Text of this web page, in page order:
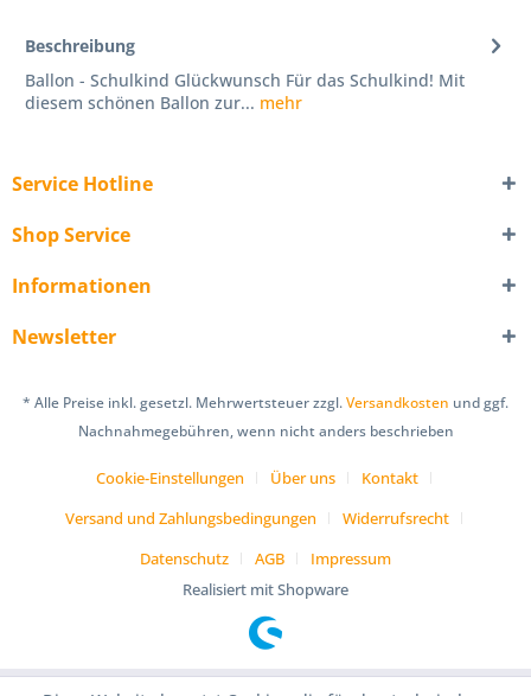
Beschreibung
Ballon - Schulkind Glückwunsch Für das Schulkind! Mit
diesem schönen Ballon zur... mehr
Service Hotline
Shop Service
Informationen
Newsletter
* Alle Preise inkl. gesetzl. Mehrwertsteuer zzgl.Versandkosten und ggf.
Nachnahmegebühren, wenn nicht anders beschrieben
Cookie-Einstellungen Über uns
Kontakt
Versand und Zahlungsbedingungen
Widerrufsrecht
Datenschutz
AGB
Impressum
Realisiert mit Shopware